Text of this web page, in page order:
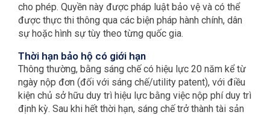
cho phép. Quyền này được pháp luật bảo vệ và có thể
được thực thi thông qua các biện pháp hành chính, dân
sự hoặc hình sự tùy theo từng quốc gia.
Thời hạn bảo hộ có giới hạn
Thông thường, bằng sáng chế có hiệu lực 20 năm kể từ
ngày nộp đơn (đối với sáng chế/utility patent), với điều
kiện chủ sở hữu duy trì hiệu lực bằng việc nộp phí duy trì
định kỳ. Sau khi hết thời hạn, sáng chế trở thành tài sản